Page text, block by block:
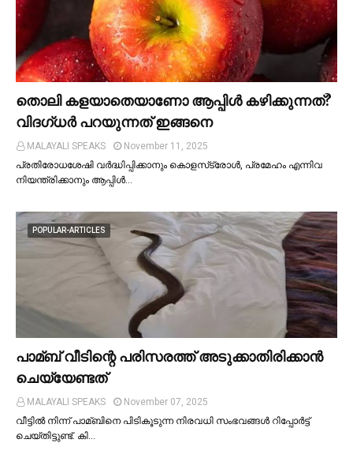
തൊലി കളയാതെയാണോ ആപ്പിള്‍ കഴിക്കുന്നത്?
വിദഗ്ധര്‍ പറയുന്നത് ഇങ്ങനെ
MALAYALI SPEAKS
November 11, 2025
പ്രതിരോധശേഷി വർദ്ധിപ്പിക്കാനും കൊളസ്‌ട്രോള്‍, പ്രമേഹം എന്നിവ
നിയന്ത്രിക്കാനും ആപ്പിള്‍…
POPULAR-ARTICLES
പാമ്ബ് വീടിന്റെ പരിസരത്ത് അടുക്കാതിരിക്കാൻ
ചെയ്യേണ്ടത്
MALAYALI SPEAKS
November 07, 2025
വീട്ടില്‍ നിന്ന് പാമ്ബിനെ പിടികൂടുന്ന നിരവധി സംഭവങ്ങള്‍ റിപ്പോർട്ട്
ചെയ്തിട്ടുണ്ട്. കി…